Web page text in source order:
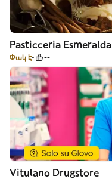
Pasticceria Esmeralda
Փակ է --
Vitulano Drugstore